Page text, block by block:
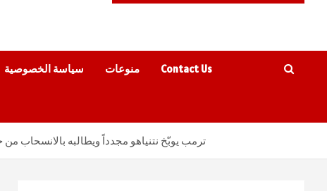
سياسة الخصوصية منوعات Contact Us
ترمب يوبّخ نتنياهو مجدداً ويطالبه بالانسحاب